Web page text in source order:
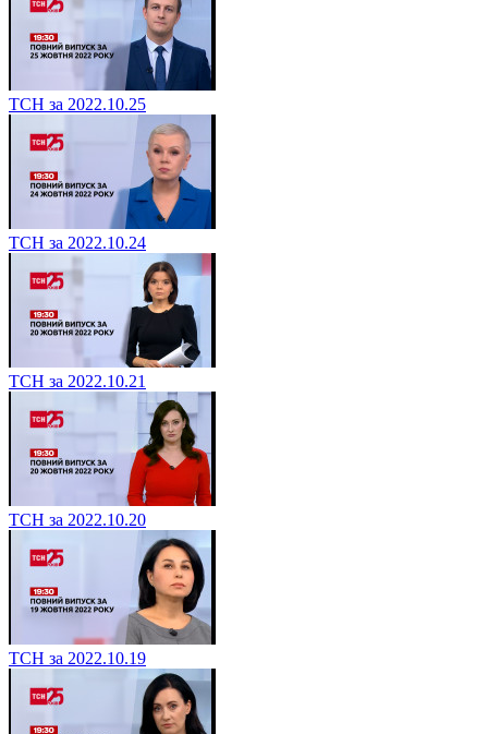
ТСН за 2022.10.25
ТСН за 2022.10.24
ТСН за 2022.10.21
ТСН за 2022.10.20
ТСН за 2022.10.19